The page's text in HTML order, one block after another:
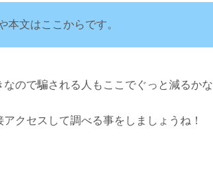
本文はここからです。
ので騙される人もここでぐっと減るか
クセスして調べる事をしましょうね！